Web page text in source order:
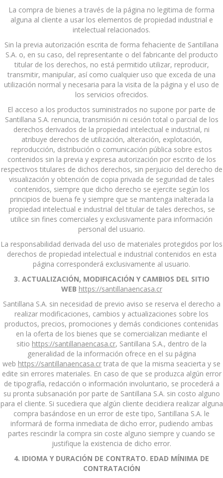
La compra de bienes a través de la página no legitima de forma
alguna al cliente a usar los elementos de propiedad industrial e
intelectual relacionados.
Sin la previa autorización escrita de forma fehaciente de Santillana
S.A. o, en su caso, del representante o del fabricante del producto
titular de los derechos, no está permitido utilizar, reproducir,
transmitir, manipular, así como cualquier uso que exceda de una
utilización normal y necesaria para la visita de la página y el uso de
los servicios ofrecidos.
El acceso a los productos suministrados no supone por parte de
Santillana S.A. renuncia, transmisión ni cesión total o parcial de los
derechos derivados de la propiedad intelectual e industrial, ni
atribuye derechos de utilización, alteración, explotación,
reproducción, distribución o comunicación pública sobre estos
contenidos sin la previa y expresa autorización por escrito de los
respectivos titulares de dichos derechos, sin perjuicio del derecho de
visualización y obtención de copia privada de seguridad de tales
contenidos, siempre que dicho derecho se ejercite según los
principios de buena fe y siempre que se mantenga inalterada la
propiedad intelectual e industrial del titular de tales derechos, se
utilice sin fines comerciales y exclusivamente para información
personal del usuario.
La responsabilidad derivada del uso de materiales protegidos por los
derechos de propiedad intelectual e industrial contenidos en esta
página corresponderá exclusivamente al usuario.
3. ACTUALIZACIÓN, MODIFICACIÓN Y CAMBIOS DEL SITIO
WEB https://santillanaencasa.cr
Santillana S.A. sin necesidad de previo aviso se reserva el derecho a
realizar modificaciones, cambios y actualizaciones sobre los
productos, precios, promociones y demás condiciones contenidas
en la oferta de los bienes que se comercializan mediante el
sitio https://santillanaencasa.cr, Santillana S.A., dentro de la
generalidad de la información ofrece en el su página
web https://santillanaencasa.cr trata de que la misma seacierta y se
edite sin errores materiales. En caso de que se produzca algún error
de tipografía, redacción o información involuntario, se procederá a
su pronta subsanación por parte de Santillana S.A. sin costo alguno
para el cliente. Si sucediera que algún cliente decidiera realizar alguna
compra basándose en un error de este tipo, Santillana S.A. le
informará de forma inmediata de dicho error, pudiendo ambas
partes rescindir la compra sin coste alguno siempre y cuando se
justifique la existencia de dicho error.
4. IDIOMA Y DURACIÓN DE CONTRATO. EDAD MÍNIMA DE
CONTRATACIÓN